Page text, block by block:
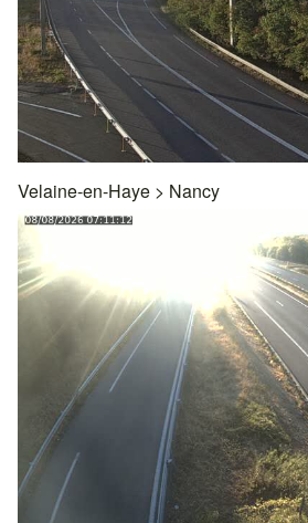
Velaine-en-Haye > Nancy